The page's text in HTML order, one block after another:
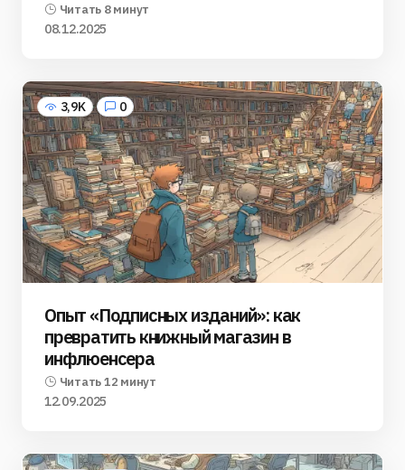
Читать 8 минут
08.12.2025
3,9K 0
Опыт «Подписных изданий»: как
превратить книжный магазин в
инфлюенсера
Читать 12 минут
12.09.2025